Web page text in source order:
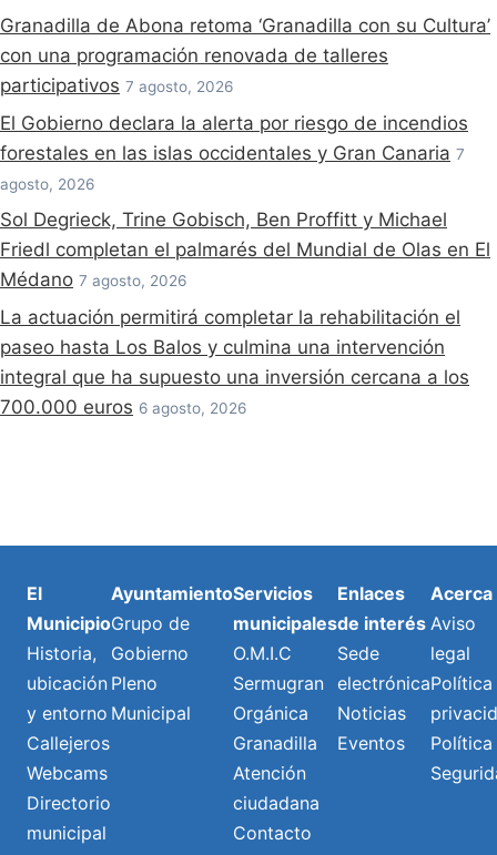
Granadilla de Abona retoma ‘Granadilla con su Cultura’
con una programación renovada de talleres
participativos 7 agosto, 2026
El Gobierno declara la alerta por riesgo de incendios
forestales en las islas occidentales y Gran Canaria 7
agosto, 2026
Sol Degrieck, Trine Gobisch, Ben Proffitt y Michael
Friedl completan el palmarés del Mundial de Olas en El
Médano 7 agosto, 2026
La actuación permitirá completar la rehabilitación el
paseo hasta Los Balos y culmina una intervención
integral que ha supuesto una inversión cercana a los
700.000 euros 6 agosto, 2026
El
Municipio
Historia,
ubicación
y entorno
Callejeros
Webcams
Directorio
municipal
Ayuntamiento
Grupo de
Gobierno
Pleno
Municipal
Servicios
municipales
O.M.I.C
Sermugran
Orgánica
Granadilla
Atención
ciudadana
Contacto
Enlaces
de interés
Sede
electrónica
Noticias
Eventos
Acerca
Aviso
legal
Política
Política